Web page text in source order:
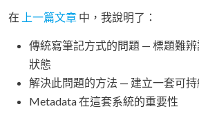
在 上一篇文章 中，我說明了：
傳統寫筆記方式的問題 — 標題難
狀態
解決此問題的方法 — 建立一套可
Metadata 在這套系統的重要性